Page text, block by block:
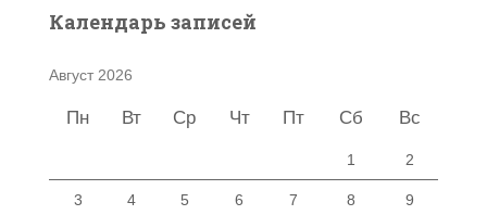
Календарь записей
Август 2026
Пн Вт Ср Чт Пт Сб Вс
1 2
3 4 5 6 7 8 9